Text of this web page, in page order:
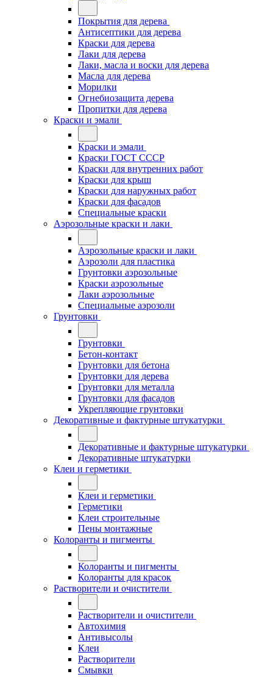
Покрытия для дерева
Антисептики для дерева
Краски для дерева
Лаки для дерева
Лаки, масла и воски для дерева
Масла для дерева
Морилки
Огнебиозащита дерева
Пропитки для дерева
Краски и эмали
Краски и эмали
Краски ГОСТ СССР
Краски для внутренних работ
Краски для крыш
Краски для наружных работ
Краски для фасадов
Специальные краски
Аэрозольные краски и лаки
Аэрозольные краски и лаки
Аэрозоли для пластика
Грунтовки аэрозольные
Краски аэрозольные
Лаки аэрозольные
Специальные аэрозоли
Грунтовки
Грунтовки
Бетон-контакт
Грунтовки для бетона
Грунтовки для дерева
Грунтовки для металла
Грунтовки для фасадов
Укрепляющие грунтовки
Декоративные и фактурные штукатурки
Декоративные и фактурные штукатурки
Декоративные штукатурки
Клеи и герметики
Клеи и герметики
Герметики
Клеи строительные
Пены монтажные
Колоранты и пигменты
Колоранты и пигменты
Колоранты для красок
Растворители и очистители
Растворители и очистители
Автохимия
Антивысолы
Клеи
Растворители
Смывки